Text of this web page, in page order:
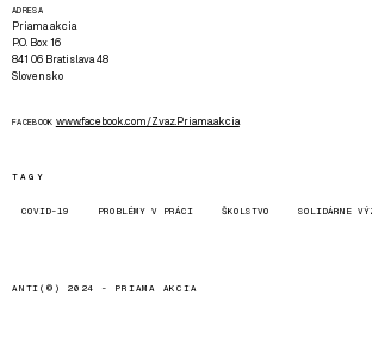
ADRESA
Priama akcia
P.O. Box 16
841 06 Bratislava 48
Slovensko
FACEBOOK www.facebook.com/Zvaz.Priama.akcia
TAGY
COVID-19 PROBLÉMY V PRÁCI ŠKOLSTVO SOLIDÁRNE
ANTI(©) 2024 - PRIAMA AKCIA